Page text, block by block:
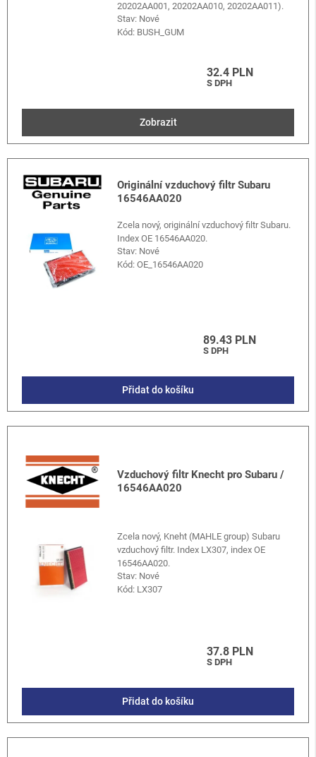
20202AA001, 20202AA010, 20202AA011).
Stav: Nové
Kód: BUSH_GUM
32.4 PLN
S DPH
Zobrazit
Originální vzduchový filtr Subaru
16546AA020
Zcela nový, originální vzduchový filtr Subaru.
Index OE 16546AA020.
Stav: Nové
Kód:OE_16546AA020
89.43 PLN
S DPH
Přidat do košíku
Vzduchový filtr Knecht pro Subaru /
16546AA020
Zcela nový, Kneht (MAHLE group) Subaru
vzduchový filtr. Index LX307, index OE
16546AA020.
Stav: Nové
Kód: LX307
37.8 PLN
S DPH
Přidat do košíku